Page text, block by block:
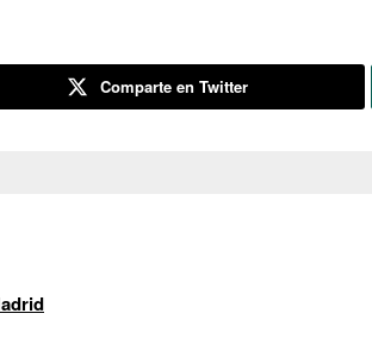
Comparte en Twitter